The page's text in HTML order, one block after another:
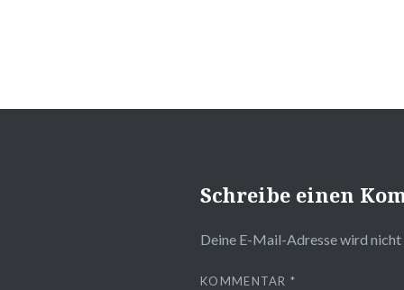
Schreibe einen
Deine E-Mail-Adresse wird
KOMMENTAR*